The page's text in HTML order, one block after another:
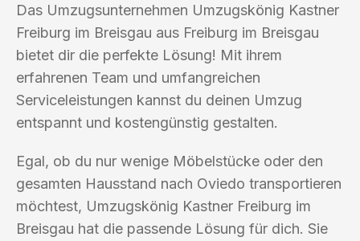
Das Umzugsunternehmen Umzugskönig Kastner
Freiburg im Breisgau aus Freiburg im Breisgau
bietet dir die perfekte Lösung! Mit ihrem
erfahrenen Team und umfangreichen
Serviceleistungen kannst du deinen Umzug
entspannt und kostengünstig gestalten.
Egal, ob du nur wenige Möbelstücke oder den
gesamten Hausstand nach Oviedo transportieren
möchtest, Umzugskönig Kastner Freiburg im
Breisgau hat die passende Lösung für dich. Sie